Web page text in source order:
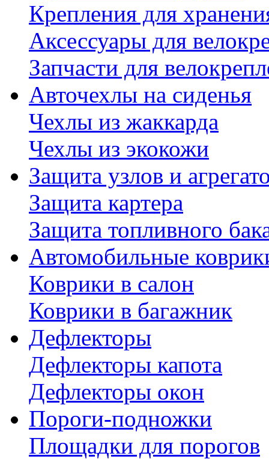
Крепления для
Аксессуары для
Запчасти для
Авточехлы на сиденья
Чехлы из жаккарда
Чехлы из экокожи
Защита узлов и
Защита картера
Защита топливного
Автомобильные
Коврики в салон
Коврики в багажник
Дефлекторы
Дефлекторы капота
Дефлекторы окон
Пороги-подножки
Площадки для порогов